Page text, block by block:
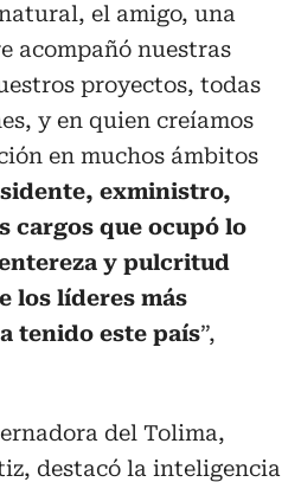
el amigo, una
acompañó nuestras
proyectos, todas
y en quien creíamos
en muchos ámbitos
exministro,
cargos que ocupó lo
y pulcritud
los líderes más
tenido este país”,
del Tolima,
destacó la inteligencia